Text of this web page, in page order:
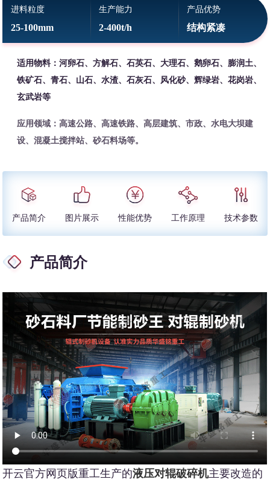
进料粒度
25-100mm
生产能力
2-400t/h
产品优势
结构紧凑
适用物料：河卵石、方解石、石英石、大理石、鹅卵石、膨润土、
铁矿石、青石、山石、水渣、石灰石、风化砂、辉绿岩、花岗岩、
玄武岩等
应用领域：高速公路、高速铁路、高层建筑、市政、水电大坝建
设、混凝土搅拌站、砂石料场等。
产品简介 图片展示 性能优势 工作原理 技术参数
产品简介
开云官方网页版重工生产的液压对辊破碎机主要改造的